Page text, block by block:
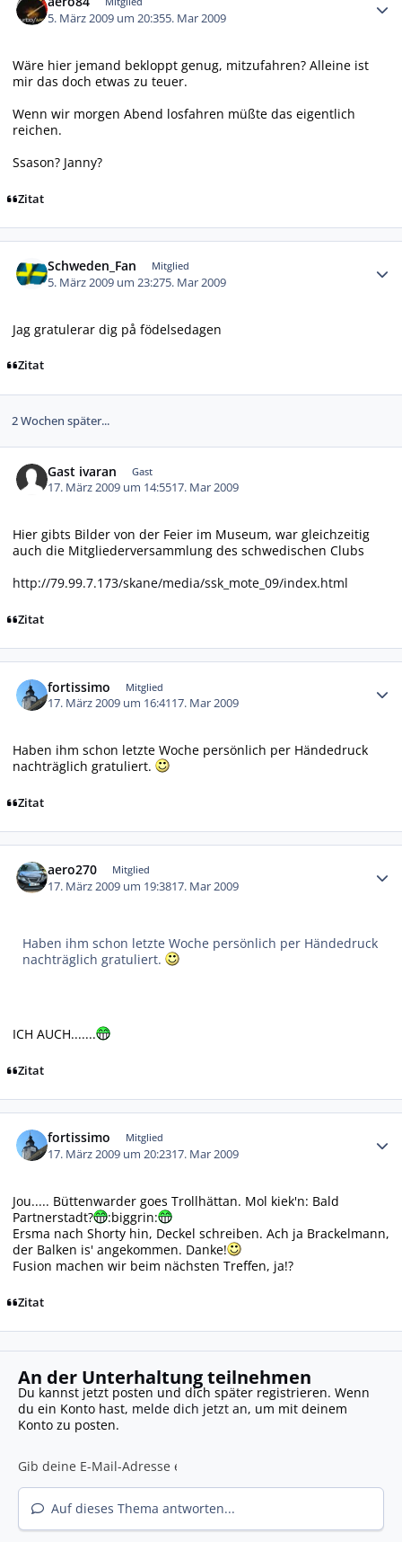
5. März 2009 um 20:355. Mar 2009
Wäre hier jemand bekloppt genug, mitzufahren? Alleine ist
mir das doch etwas zu teuer.
Wenn wir morgen Abend losfahren müßte das eigentlich
reichen.
Ssason? Janny?
Zitat
Schweden_Fan Mitglied
5. März 2009 um 23:275. Mar 2009
Jag gratulerar dig på födelsedagen
Zitat
2 Wochen später...
Gast ivaran Gast
17. März 2009 um 14:5517. Mar 2009
Hier gibts Bilder von der Feier im Museum, war gleichzeitig
auch die Mitgliederversammlung des schwedischen Clubs
http://79.99.7.173/skane/media/ssk_mote_09/index.html
Zitat
fortissimo Mitglied
17. März 2009 um 16:4117. Mar 2009
Haben ihm schon letzte Woche persönlich per Händedruck
nachträglich gratuliert.
Zitat
aero270 Mitglied
17. März 2009 um 19:3817. Mar 2009
Haben ihm schon letzte Woche persönlich per Händedruck
nachträglich gratuliert.
ICH AUCH.......
Zitat
fortissimo Mitglied
17. März 2009 um 20:2317. Mar 2009
Jou..... Büttenwarder goes Trollhättan. Mol kiek'n: Bald
Partnerstadt?
:biggrin:
Ersma nach Shorty hin, Deckel schreiben. Ach ja Brackelmann,
der Balken is' angekommen. Danke!
Fusion machen wir beim nächsten Treffen, ja!?
Zitat
An der Unterhaltung teilnehmen
Du kannst jetzt posten und dich später registrieren. Wenn
du ein Konto hast, melde dich jetzt an, um mit deinem
Konto zu posten.
Auf dieses Thema antworten...